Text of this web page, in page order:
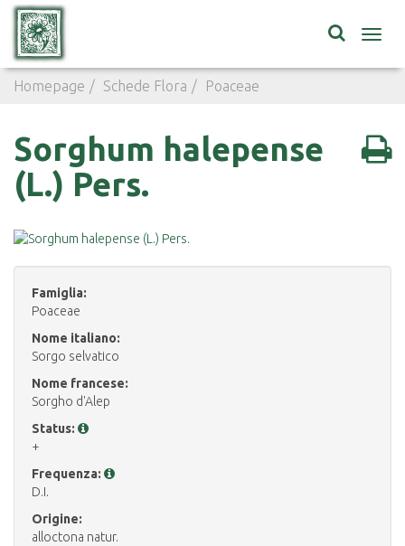
Homepage Schede Flora Poaceae
Sorghum halepense
(L.) Pers.
Famiglia:
Poaceae
Nome italiano:
Sorgo selvatico
Nome francese:
Sorgho d'Alep
Status:
+
Frequenza:
D.I.
Origine:
alloctona natur.